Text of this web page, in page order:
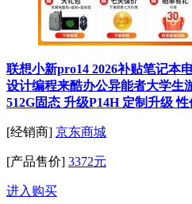
联想小新pro14 2026补贴笔记本
设计编程来酷办公异能者大学生
512G固态 升级P14H 定制升级
[经销商] 京东商城
[产品售价] 3372元
进入购买